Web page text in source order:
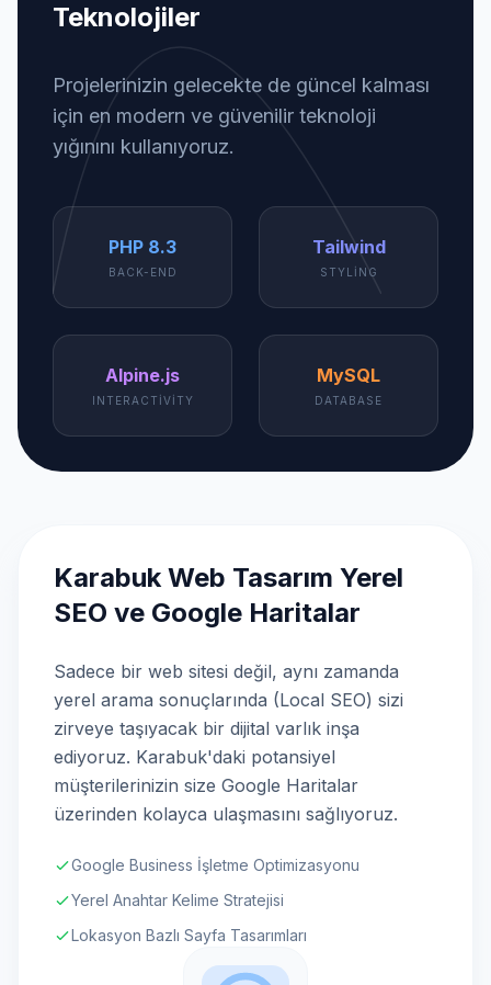
Teknolojiler
Projelerinizin gelecekte de güncel kalması
için en modern ve güvenilir teknoloji
yığınını kullanıyoruz.
PHP 8.3
BACK-END
Tailwind
STYLING
Alpine.js
INTERACTIVITY
MySQL
DATABASE
Karabuk Web Tasarım Yerel
SEO ve Google Haritalar
Sadece bir web sitesi değil, aynı zamanda
yerel arama sonuçlarında (Local SEO) sizi
zirveye taşıyacak bir dijital varlık inşa
ediyoruz. Karabuk'daki potansiyel
müşterilerinizin size Google Haritalar
üzerinden kolayca ulaşmasını sağlıyoruz.
Google Business İşletme Optimizasyonu
Yerel Anahtar Kelime Stratejisi
Lokasyon Bazlı Sayfa Tasarımları